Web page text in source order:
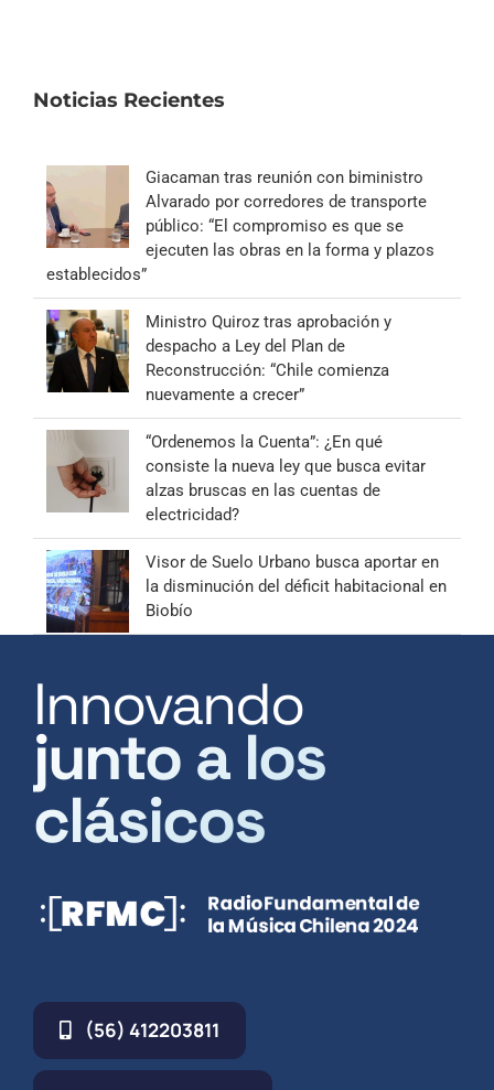
Noticias Recientes
Giacaman tras reunión con biministro
Alvarado por corredores de transporte
público: “El compromiso es que se
ejecuten las obras en la forma y plazos
establecidos”
Ministro Quiroz tras aprobación y
despacho a Ley del Plan de
Reconstrucción: “Chile comienza
nuevamente a crecer”
“Ordenemos la Cuenta”: ¿En qué
consiste la nueva ley que busca evitar
alzas bruscas en las cuentas de
electricidad?
Visor de Suelo Urbano busca aportar en
la disminución del déficit habitacional en
Biobío
Innovando
junto a los
clásicos
(56) 412203811